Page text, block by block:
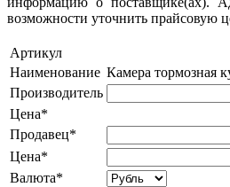
возможности уточнить прайсовую
Артикул
Наименование Камера тормозная
Производитель
Цена*
Продавец*
Цена*
Валюта*